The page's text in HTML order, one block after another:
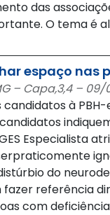
das
O tema é
espaço nas
– Capa,3,4 –
à
Especialista
serpraticomente
do
referência
com